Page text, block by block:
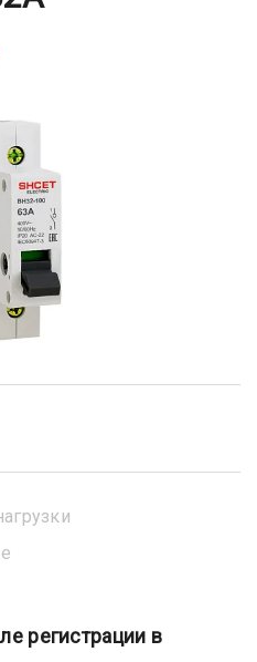
регистрации в